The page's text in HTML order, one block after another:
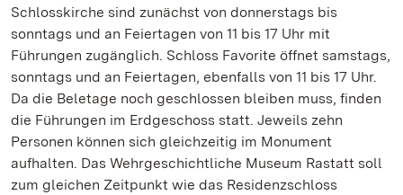
Schlosskirche sind zunächst von donnerstags bis
sonntags und an Feiertagen von 11 bis 17 Uhr mit
Führungen zugänglich. Schloss Favorite öffnet samstags,
sonntags und an Feiertagen, ebenfalls von 11 bis 17 Uhr.
Da die Beletage noch geschlossen bleiben muss, finden
die Führungen im Erdgeschoss statt. Jeweils zehn
Personen können sich gleichzeitig im Monument
aufhalten. Das Wehrgeschichtliche Museum Rastatt soll
zum gleichen Zeitpunkt wie das Residenzschloss